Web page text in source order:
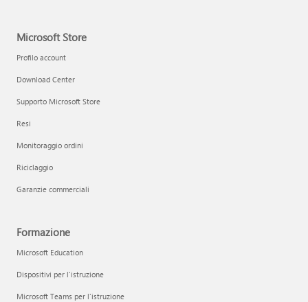
Microsoft Store
Profilo account
Download Center
Supporto Microsoft Store
Resi
Monitoraggio ordini
Riciclaggio
Garanzie commerciali
Formazione
Microsoft Education
Dispositivi per l'istruzione
Microsoft Teams per l'istruzione